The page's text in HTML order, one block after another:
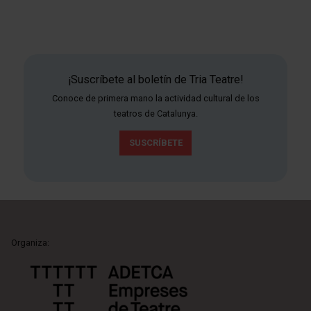
¡Suscríbete al boletín de Tria Teatre!
Conoce de primera mano la actividad cultural de los
teatros de Catalunya.
SUSCRÍBETE
Organiza: